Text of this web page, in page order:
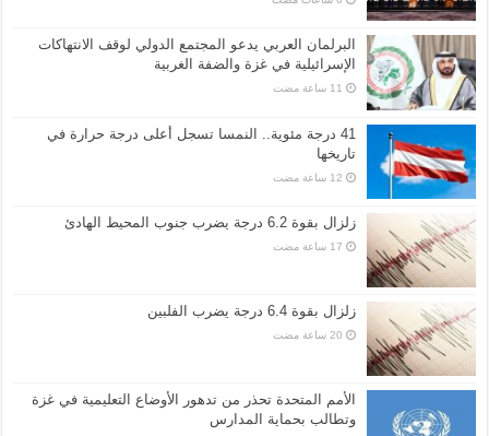
البرلمان العربي يدعو المجتمع الدولي لوقف الانتهاكات
الإسرائيلية في غزة والضفة الغربية
41 درجة مئوية.. النمسا تسجل أعلى درجة حرارة في
تاريخها
زلزال بقوة 6.2 درجة يضرب جنوب المحيط الهادئ
زلزال بقوة 6.4 درجة يضرب الفلبين
الأمم المتحدة تحذر من تدهور الأوضاع التعليمية في غزة
وتطالب بحماية المدارس